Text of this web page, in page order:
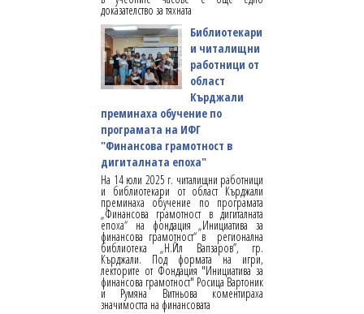
доказателство за тяхната
Библиотекари
и читалищни
работници от
област
Кърджали
преминаха обучение по
програмата на ИФГ
"Финансова грамотност в
дигиталната епоха"
На 14 юли 2025 г. читалищни работници
и библиотекари от област Кърджали
преминаха обучение по програмата
„Финансова грамотност в дигиталната
епоха“ на фондация „Инициатива за
финансова грамотност“ в регионална
библиотека „Н.Йл Вапзаров”, гр.
Кърджали. Под формата на игри,
лекторите от Фондация "Инициатива за
финансова грамотност" Росица Вартоник
и Румяна Витньова коментираха
значимостта на финансовата